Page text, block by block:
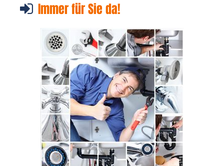
Immer für Sie da!